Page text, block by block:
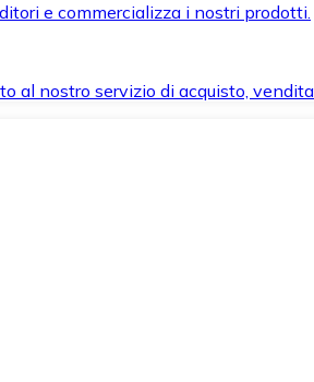
e commercializza i nostri prodotti.
al nostro servizio di acquisto,